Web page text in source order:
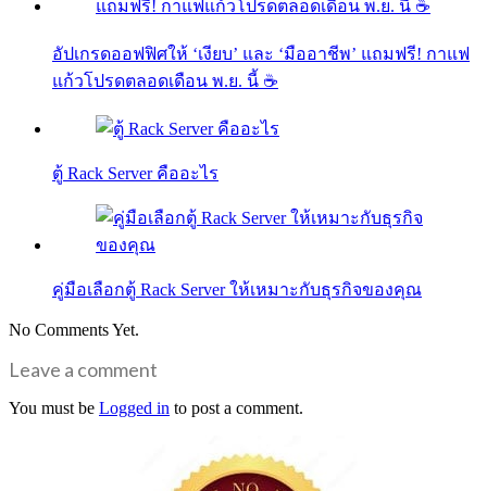
อัปเกรดออฟฟิศให้ ‘เงียบ’ และ ‘มืออาชีพ’ แถมฟรี! กาแฟ
แก้วโปรดตลอดเดือน พ.ย. นี้ ☕
ตู้ Rack Server คืออะไร
คู่มือเลือกตู้ Rack Server ให้เหมาะกับธุรกิจของคุณ
No Comments Yet.
Leave a comment
You must be Logged in to post a comment.